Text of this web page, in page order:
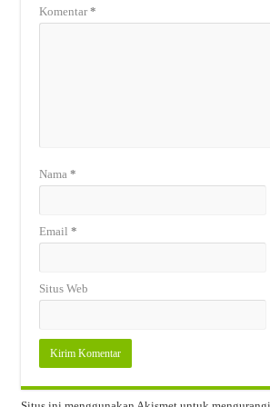
Komentar*
Nama *
Email *
Situs Web